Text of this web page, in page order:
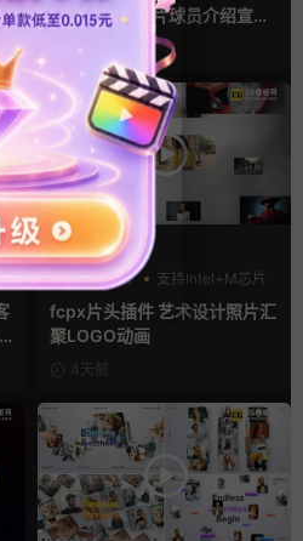
比分牌对决卡片球员介绍宣传
1天前
FCPX发生器
LOGO动画
支持Intel+M芯片
汇聚
fcpx片头插件 艺术设计照片汇
聚LOGO动画
4天前